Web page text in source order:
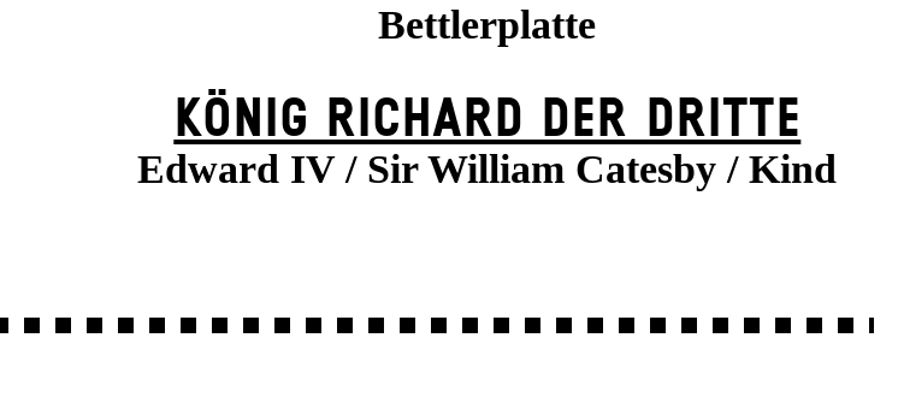
Bettlerplatte
KÖNIG RICHARD DER DRITTE
Edward IV / Sir William Catesby / Kind